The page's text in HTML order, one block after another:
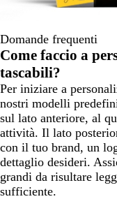
Domande frequenti
Come faccio a
tascabili?
Per iniziare a
nostri modelli
sul lato anteriore, al
attività. Il lato
con il tuo brand, un
dettaglio desideri.
grandi da risultare
sufficiente.